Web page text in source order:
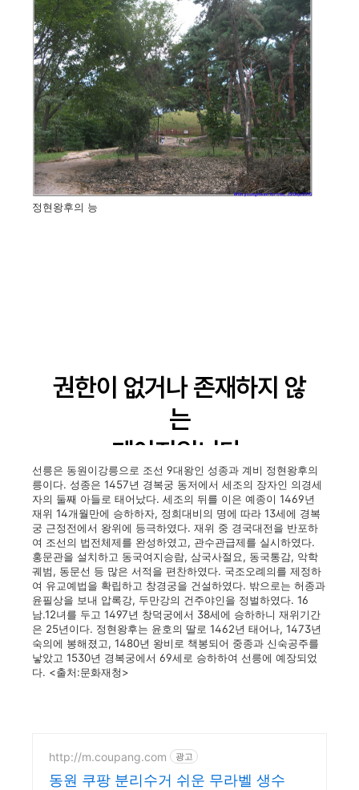
정현왕후의 능
선릉은 동원이강릉으로 조선 9대왕인 성종과 계비 정현왕후의
릉이다. 성종은 1457년 경복궁 동저에서 세조의 장자인 의경세
자의 둘째 아들로 태어났다. 세조의 뒤를 이은 예종이 1469년
재위 14개월만에 승하하자, 정희대비의 명에 따라 13세에 경복
궁 근정전에서 왕위에 등극하였다. 재위 중 경국대전을 반포하
여 조선의 법전체제를 완성하였고, 관수관급제를 실시하였다.
홍문관을 설치하고 동국여지승람, 삼국사절요, 동국통감, 악학
궤범, 동문선 등 많은 서적을 편찬하였다. 국조오례의를 제정하
여 유교예법을 확립하고 창경궁을 건설하였다. 밖으로는 허종과
윤필상을 보내 압록강, 두만강의 건주야인을 정벌하였다. 16
남.12녀를 두고 1497년 창덕궁에서 38세에 승하하니 재위기간
은 25년이다. 정현왕후는 윤호의 딸로 1462년 태어나, 1473년
숙의에 봉해졌고, 1480년 왕비로 책봉되어 중종과 신숙공주를
낳았고 1530년 경복궁에서 69세로 승하하여 선릉에 예장되었
다. <출처:문화재청>
http://m.coupang.com 광고
동원 쿠팡 분리수거 쉬운 무라벨 생수